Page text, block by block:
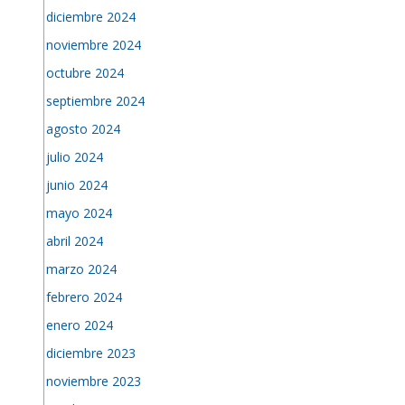
diciembre 2024
noviembre 2024
octubre 2024
septiembre 2024
agosto 2024
julio 2024
junio 2024
mayo 2024
abril 2024
marzo 2024
febrero 2024
enero 2024
diciembre 2023
noviembre 2023